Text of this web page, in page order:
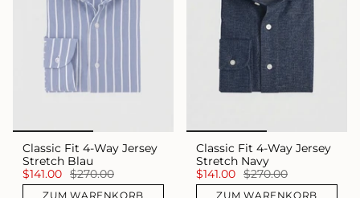
Classic Fit 4-Way Jersey
Stretch Blau
$141.00 $270.00
ZUM WARENKORB
Classic Fit 4-Way Jersey
Stretch Navy
$141.00 $270.00
ZUM WARENKORB